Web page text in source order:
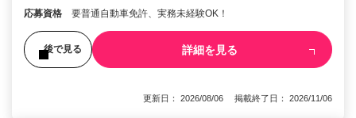
応募資格 要普通自動車免許、実務未経験OK！
後で見る 詳細を見る
更新日： 2026/08/06 掲載終了日： 2026/11/06